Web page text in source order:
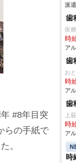
#8年目突
らの手紙で
。
派
歯
医
時
ア
歯
お
時
ア
歯
上
時
ア
時